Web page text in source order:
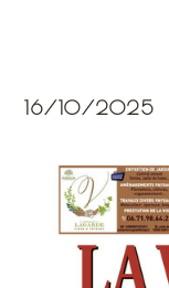
16/10/2025